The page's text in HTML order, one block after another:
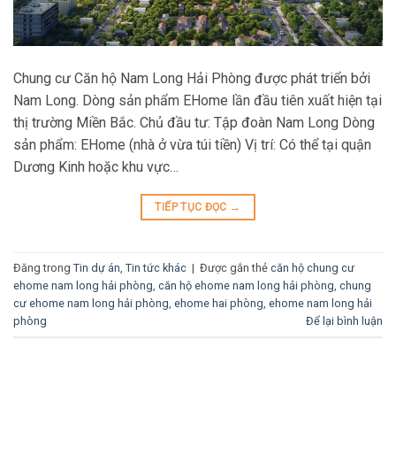
Chung cư Căn hộ Nam Long Hải Phòng được phát triển bởi
Nam Long. Dòng sản phẩm EHome lần đầu tiên xuất hiện tại
thị trường Miền Bắc. Chủ đầu tư: Tập đoàn Nam Long Dòng
sản phẩm: EHome (nhà ở vừa túi tiền) Vị trí: Có thể tại quận
Dương Kinh hoặc khu vực…
TIẾP TỤC ĐỌC →
Đăng trong Tin dự án Tin tức khác | Được gắn thẻ căn hộ chung cư
ehome nam long hải phòng căn hộ ehome nam long hải phòng chung
cư ehome nam long hải phòng ehome hai phòng ehome nam long hải
phòng
Để lại bình luận